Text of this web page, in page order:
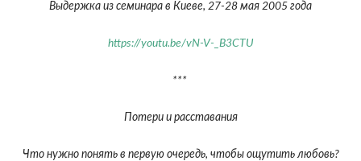
Выдержка из семинара в Киеве, 27-28 мая 2005 года
https://youtu.be/vN-V-_B3CTU
***
Потери и расставания
Что нужно понять в первую очередь, чтобы ощутить любовь?